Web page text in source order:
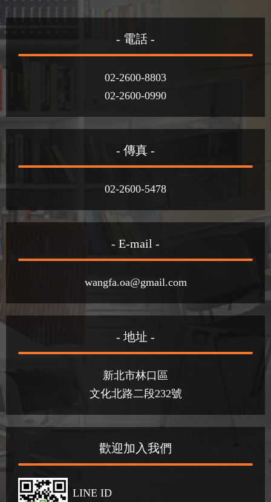
- 電話 -
02-2600-8803
02-2600-0990
- 傳真 -
02-2600-5478
- E-mail -
wangfa.oa@gmail.com
- 地址 -
新北市林口區
文化北路二段232號
歡迎加入我們
LINE ID